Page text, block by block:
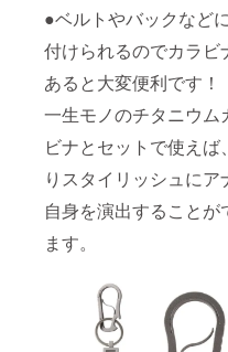
●ベルトやバックなど
付けられるのでカラビ
あると大変便利です！
一生モノのチタニウム
ビナとセットで使えば
りスタイリッシュにア
自身を演出することが
ます。